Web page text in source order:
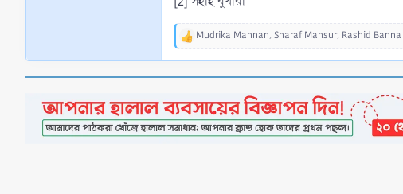
R
i
o
n
Mudrika Mannan, Sharaf Mansur, Rashid Banna